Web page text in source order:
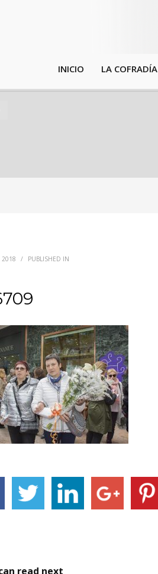
INICIO LA COFRADÍA
2018 / PUBLISHED IN
read next